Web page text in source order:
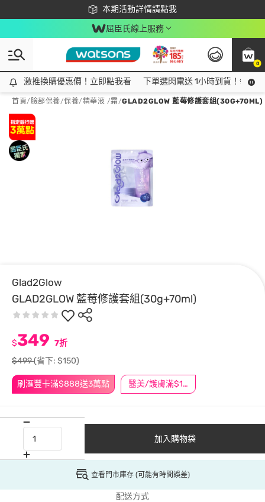
本期活動詳情請點我
下載app最高回饋$350
屈臣氏線上服務
0
激推換購優惠價！立即點我看
激推換購優惠價！立即點我看 下單選閃電送 1小時到貨！領神
首頁/臉部保養/保養/精華液 /霜/GLAD2GLOW 藍莓修護套組(30G+70ML)
Glad2Glow
GLAD2GLOW 藍莓修護套組(30g+70ml)
刷滙豐卡滿$888送3萬點 醫美/護膚滿$1200送$200
$349 7折
$499(省下: $150)
加入購物袋
查看門市庫存 (可能有時間誤差)
配送方式